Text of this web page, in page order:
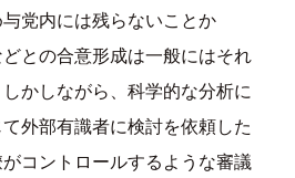
党内には残らないことか
との合意形成は一般にはそれ
かしながら、科学的な分析に
外部有識者に検討を依頼した
コントロールするような審議